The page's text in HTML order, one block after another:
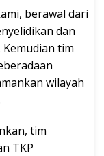
berawal dari
dan
tim
wilayah
tim
TKP